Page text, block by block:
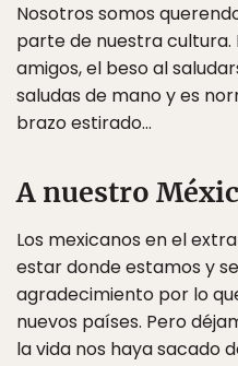
Nosotros somos
parte de nuestra cultura.
amigos, el beso al
saludas de mano y es
brazo estirado…
A nuestro
Los mexicanos en el
estar donde estamos y
agradecimiento por lo
nuevos países. Pero
la vida nos haya sacado